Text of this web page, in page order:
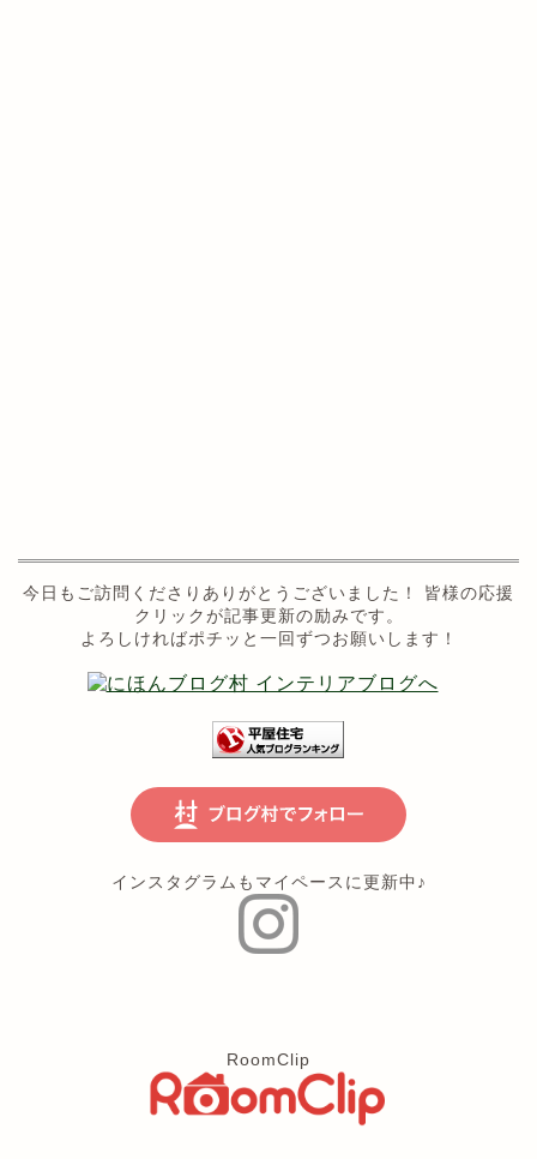
今日もご訪問くださりありがとうございました！ 皆様の応援
クリックが記事更新の励みです。
よろしければポチッと一回ずつお願いします！
インスタグラムもマイペースに更新中♪
RoomClip